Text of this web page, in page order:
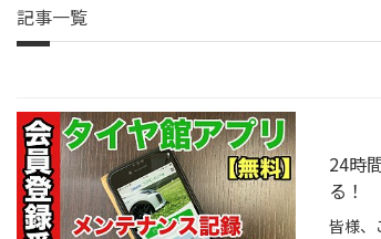
記事一覧
24時
る！